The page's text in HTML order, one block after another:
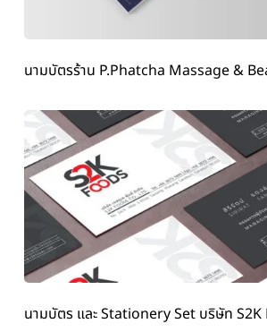
นามบัตรร้าน P.Phatcha Massage &
นามบัตร และ Stationery Set บริษัท S2K